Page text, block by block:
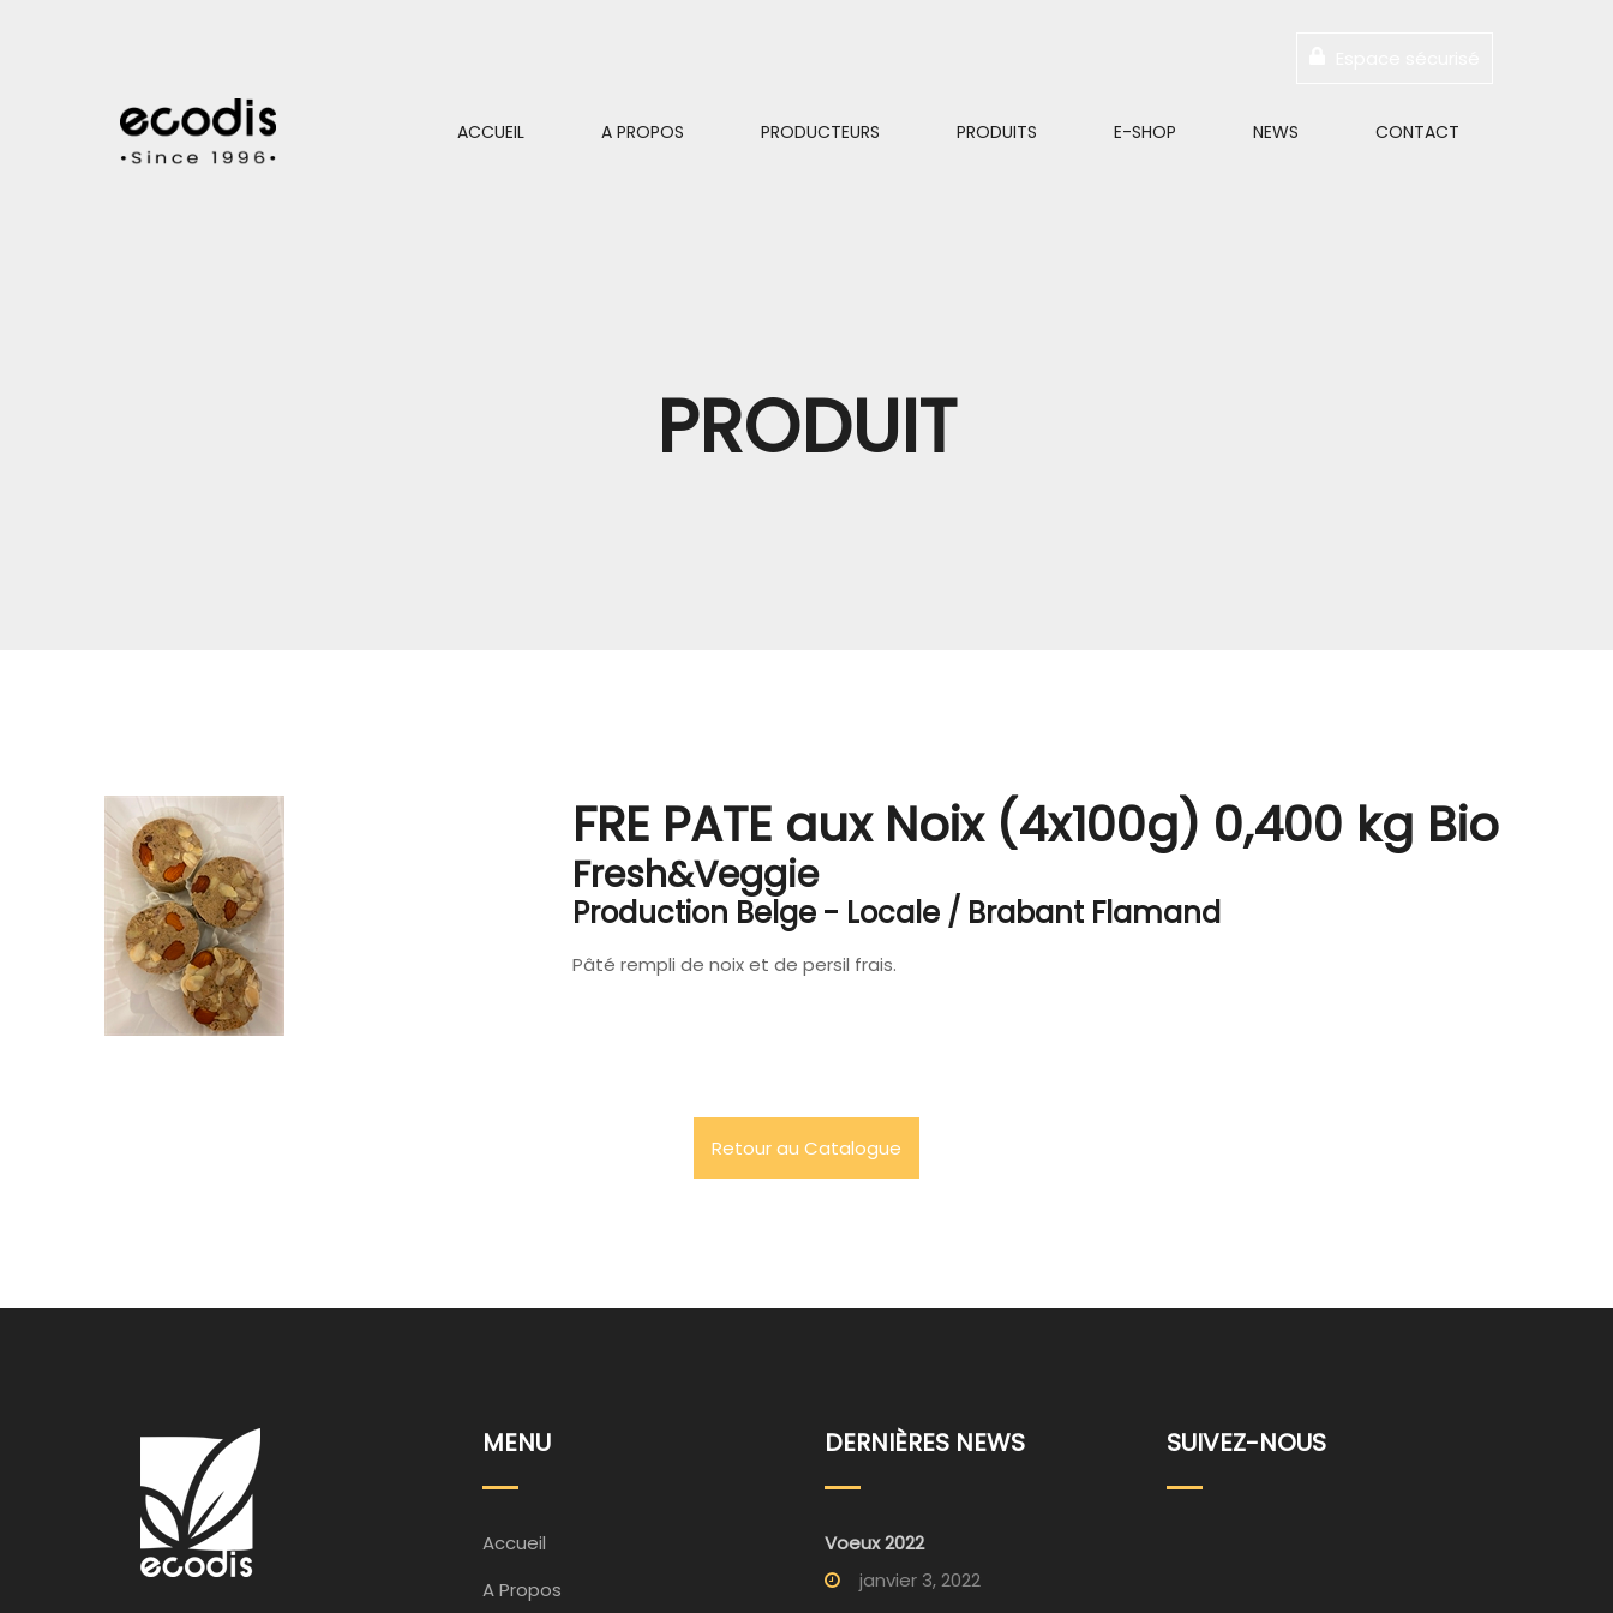
ACCUEIL A PROPOS PRODUCTEURS PRODUITS E-SHOP NEWS CONTACT
PRODUIT
FRE PATE aux Noix (4x100g) 0,400 kg Bio
Fresh&Veggie
Production Belge - Locale / Brabant Flamand
Pâté rempli de noix et de persil frais.
Retour au Catalogue
MENU
Accueil
A Propos
DERNIÈRES NEWS
Voeux 2022
janvier 3, 2022
SUIVEZ-NOUS